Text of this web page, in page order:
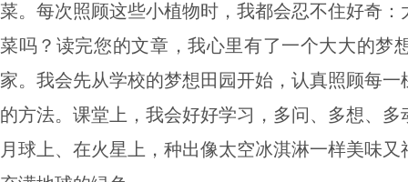
菜。每次照顾这些小植物时，我都会忍不住好奇
菜吗？读完您的文章，我心里有了一个大大的
家。我会先从学校的梦想田园开始，认真照顾每
的方法。课堂上，我会好好学习，多问、多想、
月球上、在火星上，种出像太空冰淇淋一样美味